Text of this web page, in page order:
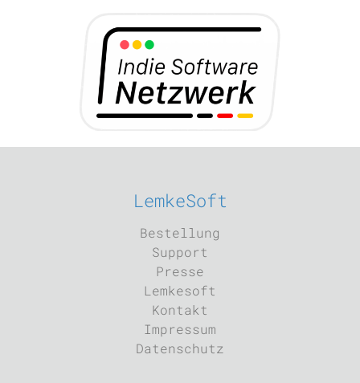
LemkeSoft
Bestellung
Support
Presse
Lemkesoft
Kontakt
Impressum
Datenschutz